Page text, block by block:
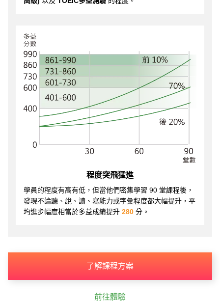
程度突飛猛進
學員的程度有高有低，但當他們密集學習 90 堂課程後，
發現不論聽、說、讀、寫能力或字彙程度都大幅提升，平
均進步幅度相當於多益成績提升 280 分。
了解課程方案
前往體驗